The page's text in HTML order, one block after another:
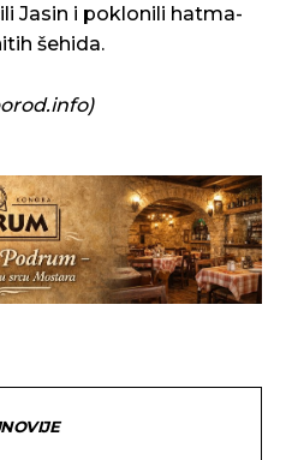
Jasin i poklonili hatma-
šehida.